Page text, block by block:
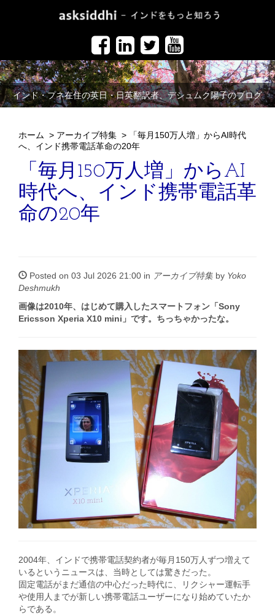
インド・プネ在住の英日・日英翻訳者、デシュムク陽子のブログ
ホーム > アーカイブ特集 >
「毎月150万人増」からAI時代
へ、インド携帯電話革命の20年
「毎月150万人増」からAI
時代へ、インド携帯電話革
命の20年
Posted on 03 Jul 2026 21:00 in アーカイブ特集 by Yoko
Deshmukh
画像は2010年、はじめて購入したスマートフォン「Sony
Ericsson Xperia X10 mini」です。ちっちゃかったな。
2004年、インドで携帯電話契約者が毎月150万人ずつ増えて
いるというニュースは、当時としては驚きだった。
固定電話がまだ通信の中心だった時代に、リクシャー運転手
や使用人までが新しい携帯電話ユーザーになり始めていたか
らである。